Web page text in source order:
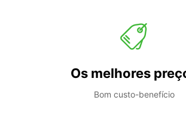
Os melhores
Bom custo-benefício